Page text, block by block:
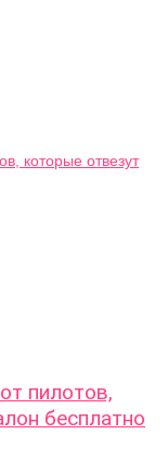
пилотов,
бесплатно